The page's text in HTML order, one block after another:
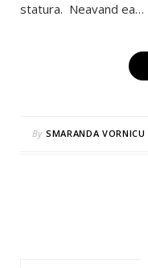
statura. Neavand ea…
By SMARANDA VORNICU